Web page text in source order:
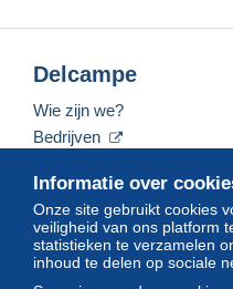
Informatie over
Onze site gebruikt cookies
veiligheid van ons platform
statistieken te verzamelen
inhoud te delen op sociale
Delcampe
Wie zijn we?
Bedrijven
Neem contact met ons op